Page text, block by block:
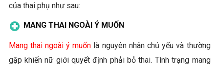
của thai phụ như sau:
MANG THAI NGOÀI Ý MUỐN
Mang thai ngoài ý muốn là nguyên nhân chủ yếu và thường
gặp khiến nữ giới quyết định phải bỏ thai. Tình trạng mang